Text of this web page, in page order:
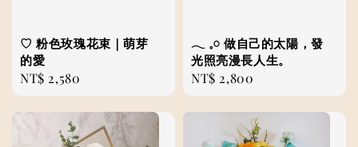
♡ 粉色玫瑰花束｜萌芽
的愛
Regular
price
NT$ 2,580
𓂃 𓈒𓏸 做自己的太陽，發
光照亮漫長人生。
Regular
price
NT$ 2,800